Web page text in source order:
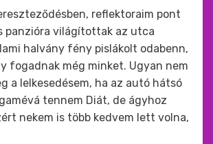
reflektoraim pont
panzióra világítottak az utca
halvány fény pislákolt odabenn,
fogadnak még minket. Ugyan nem
a lelkesedésem, ha az autó hátsó
tennem Diát, de ágyhoz
nekem is több kedvem lett volna,